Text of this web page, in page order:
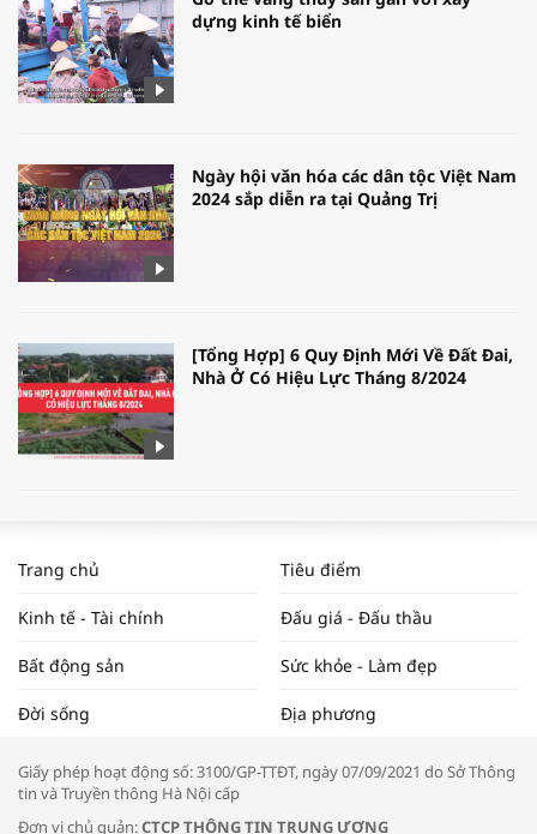
dựng kinh tế biển
Ngày hội văn hóa các dân tộc Việt Nam
2024 sắp diễn ra tại Quảng Trị
[Tổng Hợp] 6 Quy Định Mới Về Đất Đai,
Nhà Ở Có Hiệu Lực Tháng 8/2024
NAM NĂM 2024 VÀ NĂM 2025 | NHỊP
ĐẬP THỊ TRƯỜNG #62
Tọa đàm “Xúc tiến thương mại: Khơi
Trang chủ Tiêu điểm
Kinh tế - Tài chính Đấu giá - Đấu thầu
Bất động sản Sức khỏe - Làm đẹp
Đời sống Địa phương
Giấy phép hoạt động số: 3100/GP-TTĐT, ngày 07/09/2021 do Sở Thông
tin và Truyền thông Hà Nội cấp
Đơn vị chủ quản:CTCP THÔNG TIN TRUNG ƯƠNG